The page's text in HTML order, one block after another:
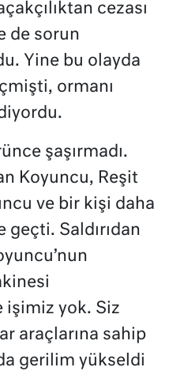
cezası
de sorun
Yine bu olayda
ormanı
şaşırmadı.
Koyuncu, Reşit
ve bir kişi daha
Saldırıdan
işimiz yok. Siz
araçlarına sahip
gerilim yükseldi